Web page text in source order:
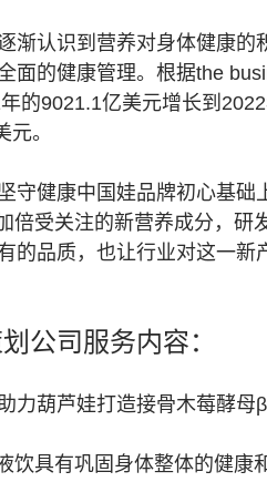
渐认识到营养对身体健康
面的健康管理。根据the
的9021.1亿美元增长到
。
守健康中国娃品牌初心基
倍受关注的新营养成分，
的品质，也让行业对这一新
公司服务内容：
力葫芦娃打造接骨木莓酵
饮具有巩固身体整体的健康